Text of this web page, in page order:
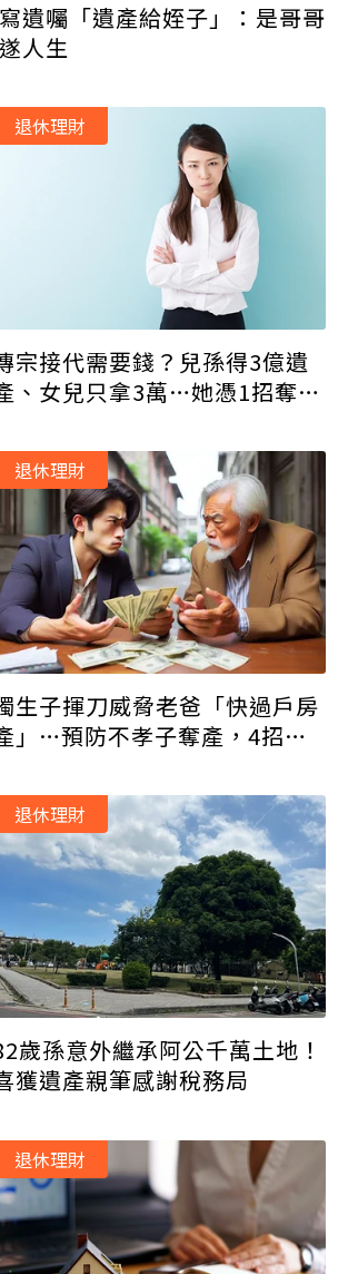
遺囑「遺產給姪子」：是哥哥
人生
宗接代需要錢？兒孫得3億遺
、女兒只拿3萬…她憑1招奪回
退休理財
生子揮刀威脅老爸「快過戶房
」…預防不孝子奪產，4招守
退休理財
歲孫意外繼承阿公千萬土地！
獲遺產親筆感謝稅務局
退休理財
退休理財